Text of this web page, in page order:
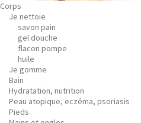
Corps
Je nettoie
savon pain
gel douche
flacon pompe
huile
Je gomme
Bain
Hydratation, nutrition
Peau atopique, eczéma, psoriasis
Pieds